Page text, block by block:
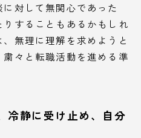
対して無関心であった
することもあるかもしれ
無理に理解を求めようと
々と転職活動を進める準
冷静に受け止め、自分